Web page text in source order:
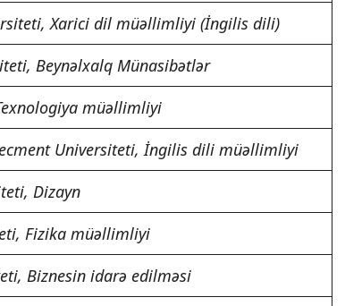
Xarici dil müəllimliyi (İngilis dili)
Beynəlxalq Münasibətlər
müəllimliyi
Universiteti, İngilis dili müəllimliyi
Dizayn
Fizika müəllimliyi
Biznesin idarə edilməsi